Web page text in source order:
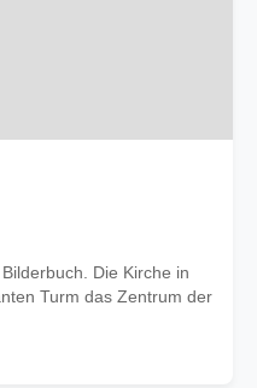
Die Kirche in
Turm das Zentrum der